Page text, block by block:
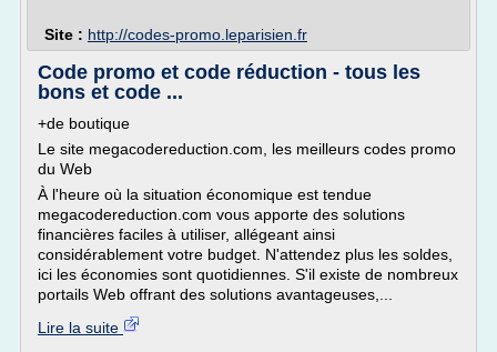
Site : http://codes-promo.leparisien.fr
Code promo et code réduction - tous les
bons et code ...
+de boutique
Le site megacodereduction.com, les meilleurs codes promo
du Web
À l'heure où la situation économique est tendue
megacodereduction.com vous apporte des solutions
financières faciles à utiliser, allégeant ainsi
considérablement votre budget. N'attendez plus les soldes,
ici les économies sont quotidiennes. S'il existe de nombreux
portails Web offrant des solutions avantageuses,...
Lire la suite